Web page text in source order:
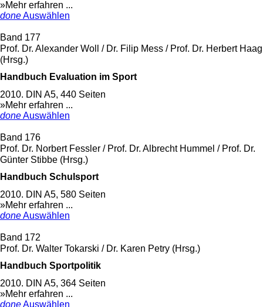
»Mehr erfahren ...
doneAuswählen
Band 177
Prof. Dr. Alexander Woll / Dr. Filip Mess / Prof. Dr. Herbert Haag
(Hrsg.)
Handbuch Evaluation im Sport
2010. DIN A5, 440 Seiten
»Mehr erfahren ...
doneAuswählen
Band 176
Prof. Dr. Norbert Fessler / Prof. Dr. Albrecht Hummel / Prof. Dr.
Günter Stibbe (Hrsg.)
Handbuch Schulsport
2010. DIN A5, 580 Seiten
»Mehr erfahren ...
doneAuswählen
Band 172
Prof. Dr. Walter Tokarski / Dr. Karen Petry (Hrsg.)
Handbuch Sportpolitik
2010. DIN A5, 364 Seiten
»Mehr erfahren ...
doneAuswählen